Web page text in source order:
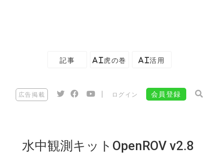
記事 AI虎の巻 AI活用
広告掲載 ログイン 会員登録
水中観測キットOpenROV v2.8